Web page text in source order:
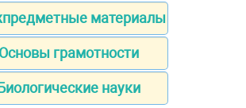
материалы
Основы грамотности
науки